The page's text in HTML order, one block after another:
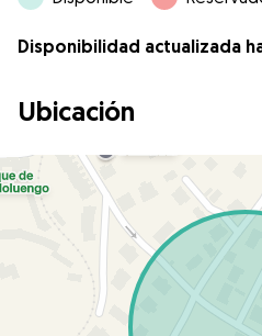
Disponibilidad actualizada
Ubicación